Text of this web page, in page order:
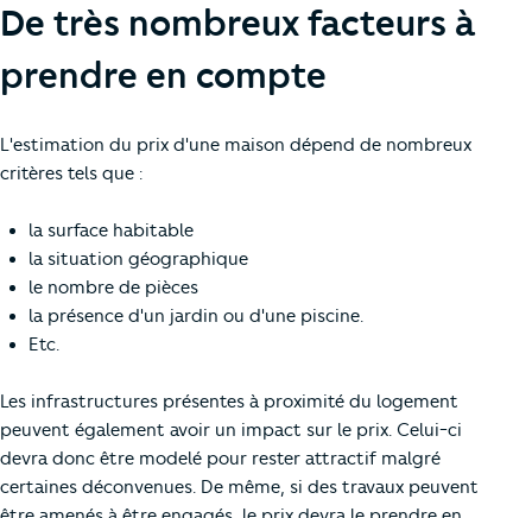
De très nombreux facteurs à
prendre en compte
L'estimation du prix d'une maison dépend de nombreux
critères tels que :
la surface habitable
la situation géographique
le nombre de pièces
la présence d'un jardin ou d'une piscine.
Etc.
Les infrastructures présentes à proximité du logement
peuvent également avoir un impact sur le prix. Celui-ci
devra donc être modelé pour rester attractif malgré
certaines déconvenues. De même, si des travaux peuvent